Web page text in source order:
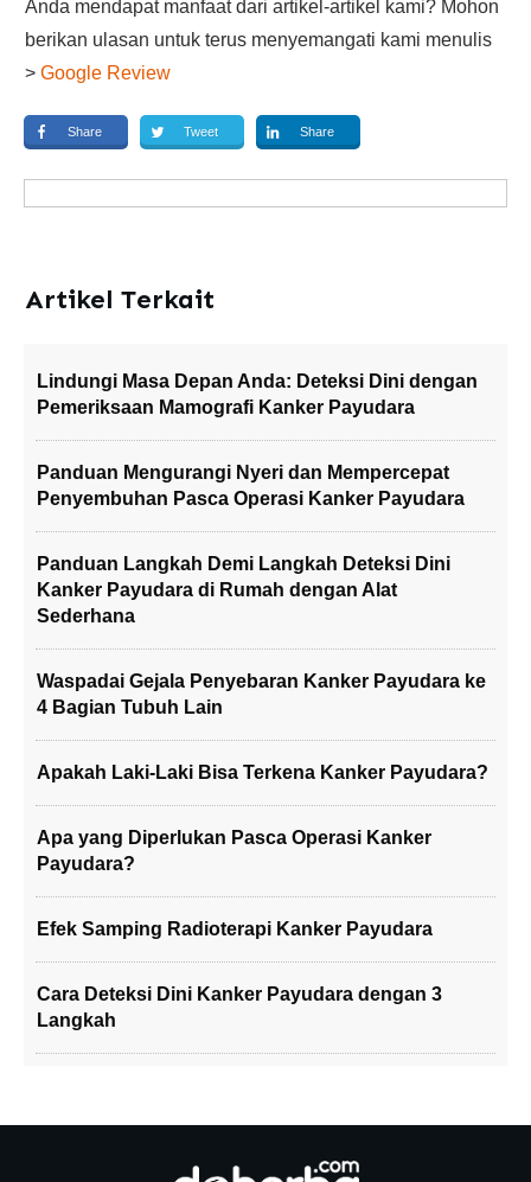
Anda mendapat manfaat dari artikel-artikel kami? Mohon
berikan ulasan untuk terus menyemangati kami menulis
> Google Review
Share Tweet Share
Artikel Terkait
Lindungi Masa Depan Anda: Deteksi Dini dengan
Pemeriksaan Mamografi Kanker Payudara
Panduan Mengurangi Nyeri dan Mempercepat
Penyembuhan Pasca Operasi Kanker Payudara
Panduan Langkah Demi Langkah Deteksi Dini
Kanker Payudara di Rumah dengan Alat
Sederhana
Waspadai Gejala Penyebaran Kanker Payudara ke
4 Bagian Tubuh Lain
Apakah Laki-Laki Bisa Terkena Kanker Payudara?
Apa yang Diperlukan Pasca Operasi Kanker
Payudara?
Efek Samping Radioterapi Kanker Payudara
Cara Deteksi Dini Kanker Payudara dengan 3
Langkah